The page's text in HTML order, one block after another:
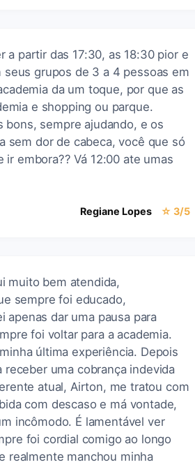
a partir das 17:30, as 18:30 pior e
grupos de 3 a 4 pessoas em
da um toque, por que as
e shopping ou parque.
sempre ajudando, e os
sem dor de cabeca, você que só
embora?? Vá 12:00 ate umas
Regiane Lopes ☆ 3/5
muito bem atendida,
sempre foi educado,
dar uma pausa para
foi voltar para a academia.
última experiência. Depois
uma cobrança indevida
atual, Airton, me tratou com
com descaso e má vontade,
incômodo. É lamentável ver
foi cordial comigo ao longo
realmente manchou minha